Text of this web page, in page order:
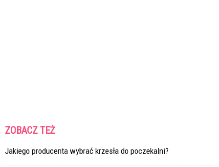
ZOBACZ TEŻ
Jakiego producenta wybrać krzesła do poczekalni?